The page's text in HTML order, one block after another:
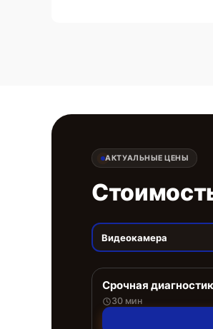
АКТУАЛЬНЫЕ ЦЕНЫ
Видеокамера
Срочная
30 мин